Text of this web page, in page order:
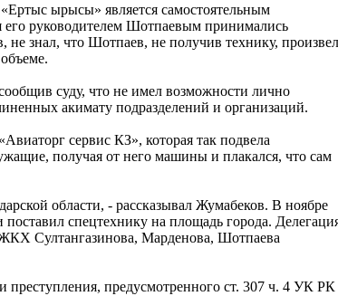
ырысы» является самостоятельным
руководителем Шотпаевым принимались
не знал, что Шотпаев, не получив технику, произвел
суду, что не имел возможности лично
акимату подразделений и организаций.
сервис КЗ», которая так подвела
получая от него машины и плакался, что сам
области, - рассказывал Жумабеков. В ноябре
спецтехнику на площадь города.
Султангазинова, Марденова, Шотпаева
предусмотренного ст. 307 ч. 4 УК РК